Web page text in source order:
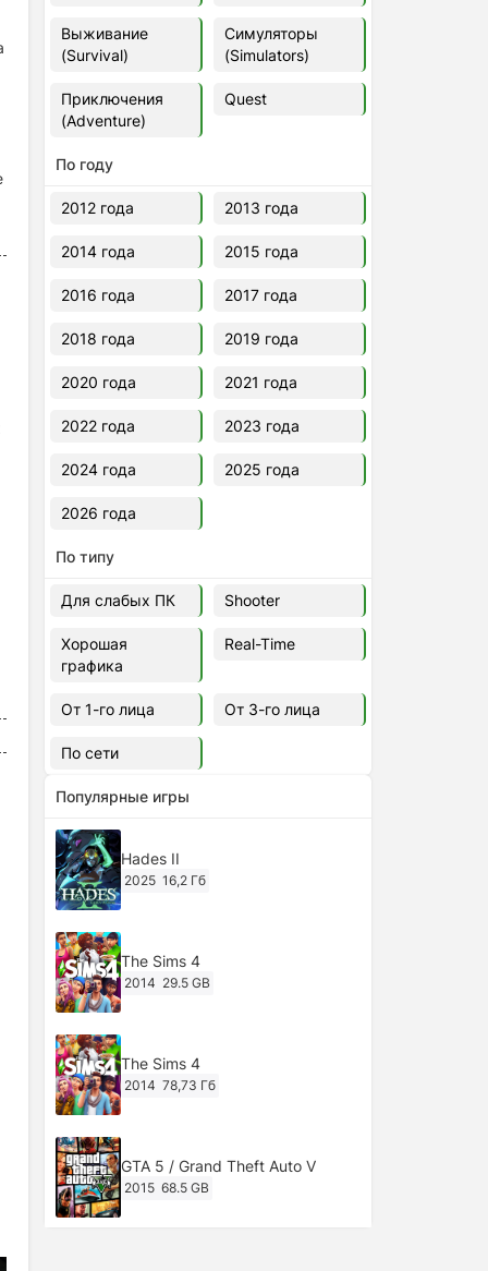
V Rising
2024
Выживание
(Survival)
Симуляторы
(Simulators)
Приключения
(Adventure)
Quest
По году
2012 года 2013 года
2014 года 2015 года
2016 года 2017 года
2018 года 2019 года
2020 года 2021 года
2022 года 2023 года
2024 года 2025 года
2026 года
По типу
Для слабых ПК Shooter
Хорошая
графика
Real-Time
От 1-го лица От 3-го лица
По сети
Популярные игры
Hades II
2025 16,2 Гб
The Sims 4
2014 29.5 GB
The Sims 4
2014 78,73 Гб
GTA 5 / Grand Theft Auto V
2015 68.5 GB